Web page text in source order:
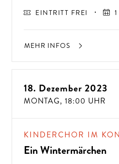
EINTRITT FREI
MEHR INFOS
18. Dezember 2023
MONTAG, 18:00 UHR
KINDERCHOR IM
Ein Wintermärchen